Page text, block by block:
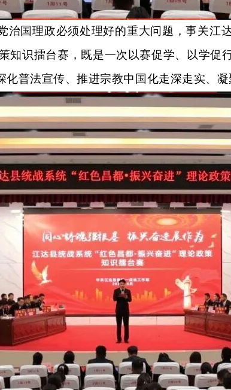
治国理政必须处理好的重大问题，事关江
知识擂台赛，既是一次以赛促学、以学促
普法宣传、推进宗教中国化走深走实、凝